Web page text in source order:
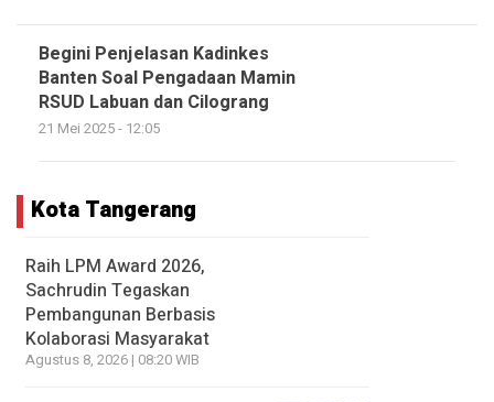
Begini Penjelasan Kadinkes
Banten Soal Pengadaan Mamin
RSUD Labuan dan Cilograng
21 Mei 2025 - 12:05
Kota Tangerang
Raih LPM Award 2026,
Sachrudin Tegaskan
Pembangunan Berbasis
Kolaborasi Masyarakat
Agustus 8, 2026 | 08:20 WIB